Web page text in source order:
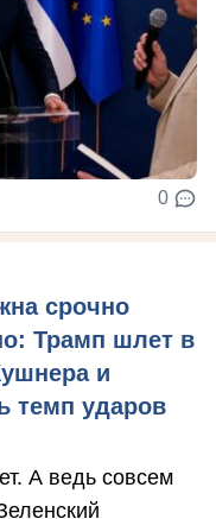
0
срочно
Трамп шлет в
и
темп ударов
А ведь совсем